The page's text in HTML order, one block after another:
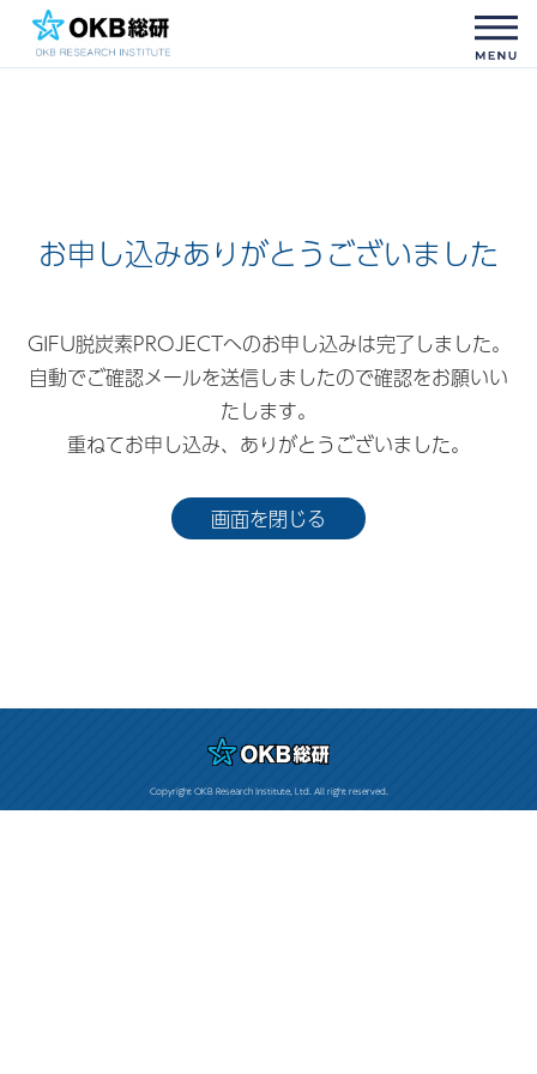
お申し込みありがとうございました
GIFU脱炭素PROJECTへのお申し込みは完了しました。
自動でご確認メールを送信しましたので確認をお願いい
たします。
重ねてお申し込み、ありがとうございました。
画面を閉じる
Copyright OKB Research Institute, Ltd. All right reserved.